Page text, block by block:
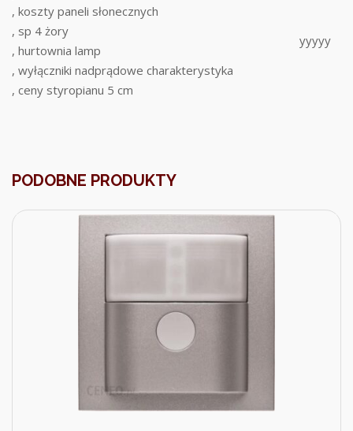
, koszty paneli słonecznych
, sp 4 żory
, hurtownia lamp
, wyłączniki nadprądowe charakterystyka
, ceny styropianu 5 cm
yyyyy
PODOBNE PRODUKTY